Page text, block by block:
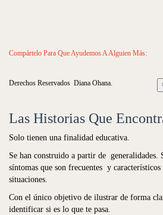
Compártelo Para Que Ayudemos A Alguien Más:
Derechos Reservados Diana Ohana.
Las Historias Que
Solo tienen una finalidad educativa.
Se han construido a partir de generalidades.
síntomas que son frecuentes y característicos
situaciones.
Con el único objetivo de ilustrar de forma
identificar si es lo que te pasa.